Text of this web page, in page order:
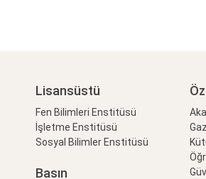
Lisansüstü
Fen Bilimleri Enstitüsü
İşletme Enstitüsü
Sosyal Bilimler Enstitüsü
Basın